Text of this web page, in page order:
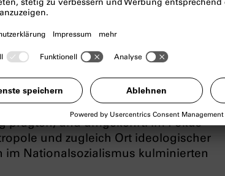
Projekts
Zu fragmentarisch ist Welt
München und des
wie Franz von
Netzwerke um 1900 eingebunden
prägten, und umgekehrt. Im Fokus
und zugleich Ort ideologischer
Nationalsozialismus kulminierten